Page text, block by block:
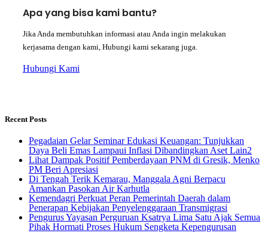
Apa yang bisa kami bantu?
Jika Anda membutuhkan informasi atau Anda ingin melakukan
kerjasama dengan kami, Hubungi kami sekarang juga.
Hubungi Kami
Recent Posts
Pegadaian Gelar Seminar Edukasi Keuangan: Tunjukkan
Daya Beli Emas Lampaui Inflasi Dibandingkan Aset Lain2
Lihat Dampak Positif Pemberdayaan PNM di Gresik, Menko
PM Beri Apresiasi
​Di Tengah Terik Kemarau, Manggala Agni Berpacu
Amankan Pasokan Air Karhutla
Kemendagri Perkuat Peran Pemerintah Daerah dalam
Penerapan Kebijakan Penyelenggaraan Transmigrasi
Pengurus Yayasan Perguruan Ksatrya Lima Satu Ajak Semua
Pihak Hormati Proses Hukum Sengketa Kepengurusan